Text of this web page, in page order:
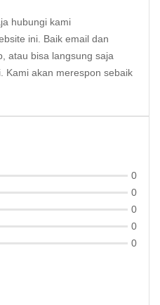
hubungi kami
ini. Baik email dan
atau bisa langsung saja
Kami akan merespon sebaik
0
0
0
0
0